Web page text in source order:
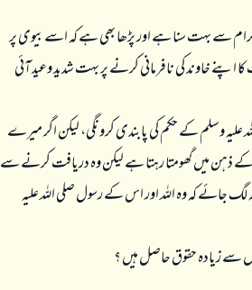
سے بہت سنا ہے اور پڑھا بھى ہے كہ اسے بيوى پر
خاوند كى نافرمانى كرنے پر بہت شديد وعيد آئى
عليہ وسلم كے حكم كى پابندى كرونگى، ليكن اگر ميرے
كے ذہن ميں گھومتا رہتا ہے ليكن وہ دريافت كرنے سے
لگ جائے كہ وہ اللہ اور اس كے رسول صلى اللہ عليہ
سے زيادہ حقوق حاصل ہيں ؟